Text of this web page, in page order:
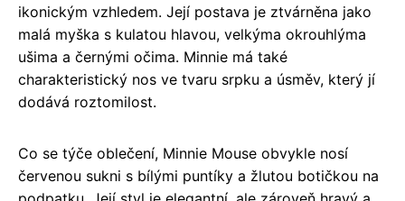
ikonickým vzhledem. Její postava je ztvárněna jako
malá myška s kulatou hlavou, velkýma okrouhlýma
ušima a černými očima. Minnie má také
charakteristický nos ve tvaru srpku a úsměv, který jí
dodává roztomilost.
Co se týče oblečení, Minnie Mouse obvykle nosí
červenou sukni s bílými puntíky a žlutou botičkou na